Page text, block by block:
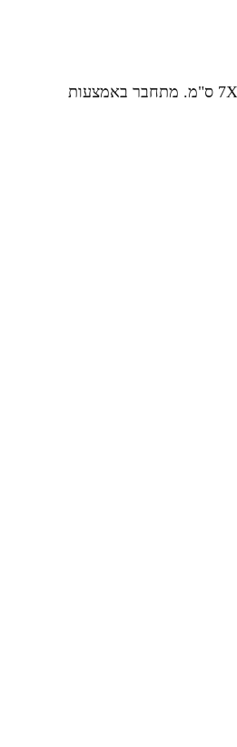
פאצ' ישראל חי - בית המקדש, רקום בטכנולוגיה חדשנית בגודל 7X5 ס"מ. מתחבר באמצעות